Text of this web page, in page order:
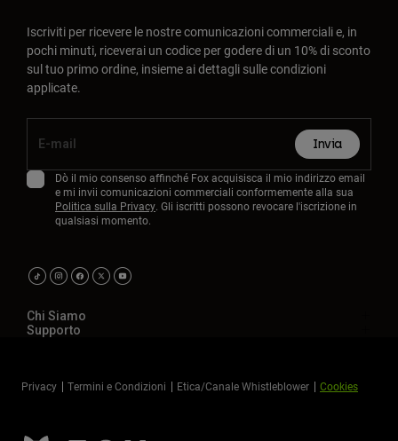
Iscriviti per ricevere le nostre comunicazioni commerciali e, in
pochi minuti, riceverai un codice per godere di un 10% di sconto
sul tuo primo ordine, insieme ai dettagli sulle condizioni
applicate.
Invia
Dò il mio consenso affinché Fox acquisisca il mio indirizzo email
e mi invii comunicazioni commerciali conformemente alla sua
Politica sulla Privacy. Gli iscritti possono revocare l'iscrizione in
qualsiasi momento.
Chi Siamo
Supporto
Privacy Termini e Condizioni Etica/Canale Whistleblower Cookies